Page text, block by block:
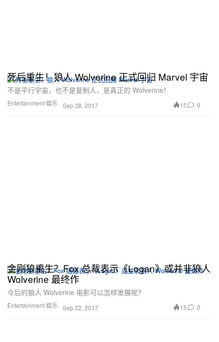
Entertainment 娱乐
死后重生！狼人 Wolverine 正式回归 Marvel 宇宙
不是平行宇宙，也不是复制人，是真正的 Wolverine！
Sep 28, 2017 15 0
Entertainment 娱乐
金刚狼重生？Fox 总裁表示《Logan》或并非狼人
Wolverine 最终作
今后的狼人 Wolverine 电影可以怎样发展呢？
Sep 22, 2017 15 0